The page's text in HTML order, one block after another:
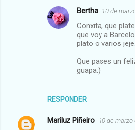
RESPONDER
Bertha 10 de
Conxita, que
que voy a
plato o varios jeje.
Que pases un
guapa:)
Mariluz Piñeiro 10 de marzo